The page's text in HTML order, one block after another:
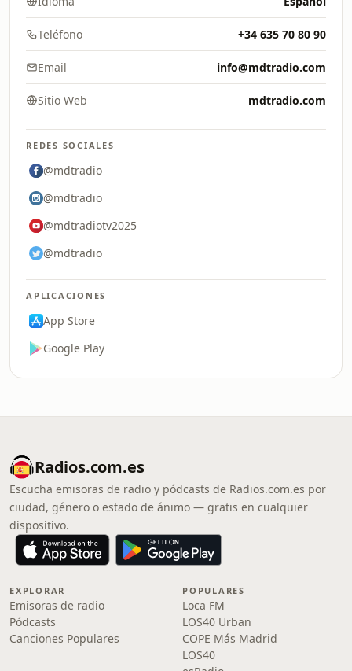
Teléfono +34 635 70 80 90
Email info@mdtradio.com
Sitio Web mdtradio.com
REDES SOCIALES
@mdtradio
@mdtradio
@mdtradiotv2025
@mdtradio
APLICACIONES
App Store
Google Play
Radios.com.es
Escucha emisoras de radio y pódcasts de Radios.com.es por
ciudad, género o estado de ánimo — gratis en cualquier
dispositivo.
EXPLORAR
Emisoras de radio
Pódcasts
Canciones Populares
POPULARES
Loca FM
LOS40 Urban
COPE Más Madrid
LOS40